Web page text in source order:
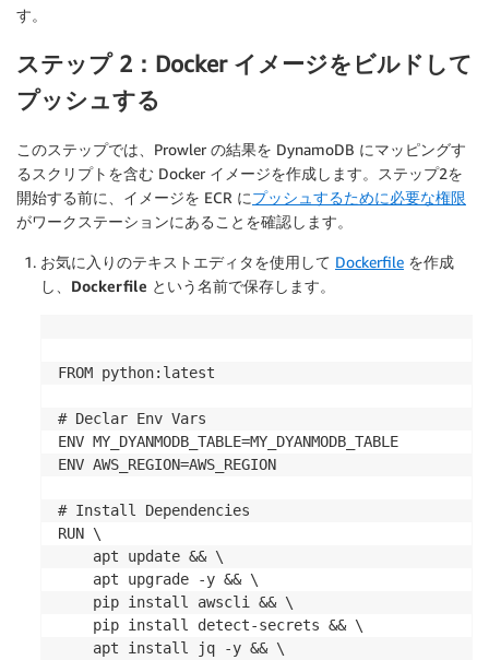
す。
ステップ 2：Docker イメージをビルドして
プッシュする
このステップでは、Prowler の結果を DynamoDB にマッピングす
るスクリプトを含む Docker イメージを作成します。ステップ2を
開始する前に、イメージを ECR にプッシュするために必要な権限
がワークステーションにあることを確認します。
お気に入りのテキストエディタを使用して Dockerfile を作成
し、 Dockerfile という名前で保存します。
FROM python:latest
# Declar Env Vars
ENV MY_DYANMODB_TABLE=MY_DYANMODB_TABLE
ENV AWS_REGION=AWS_REGION
# Install Dependencies
RUN \
    apt update && \
    apt upgrade -y && \
    pip install awscli && \
    pip install detect-secrets && \
    apt install jq -y && \